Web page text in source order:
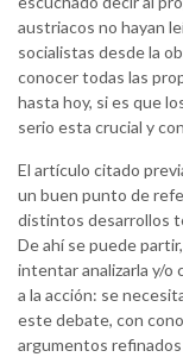
austriacos no hayan
socialistas desde la
conocer todas las
hasta hoy, si es que
serio esta crucial y
El artículo citado
un buen punto de
distintos desarrollos
De ahí se puede
intentar analizarla y/o
a la acción: se
este debate, con
argumentos